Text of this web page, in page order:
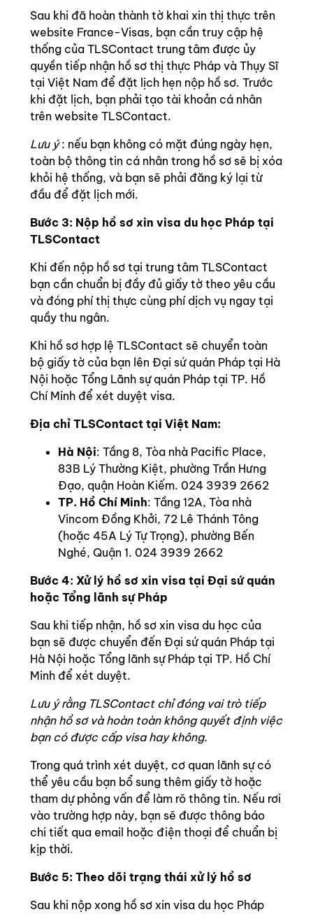
Sau khi đã hoàn thành tờ khai xin thị thực trên
website France-Visas, bạn cần truy cập hệ
thống của TLSContact trung tâm được ủy
quyền tiếp nhận hồ sơ thị thực Pháp và Thụy Sĩ
tại Việt Nam để đặt lịch hẹn nộp hồ sơ. Trước
khi đặt lịch, bạn phải tạo tài khoản cá nhân
trên website TLSContact.
Lưu ý: nếu bạn không có mặt đúng ngày hẹn,
toàn bộ thông tin cá nhân trong hồ sơ sẽ bị xóa
khỏi hệ thống, và bạn sẽ phải đăng ký lại từ
đầu để đặt lịch mới.
Bước 3: Nộp hồ sơ xin visa du học Pháp tại
TLSContact
Khi đến nộp hồ sơ tại trung tâm TLSContact
bạn cần chuẩn bị đầy đủ giấy tờ theo yêu cầu
và đóng phí thị thực cùng phí dịch vụ ngay tại
quầy thu ngân.
Khi hồ sơ hợp lệ TLSContact sẽ chuyển toàn
bộ giấy tờ của bạn lên Đại sứ quán Pháp tại Hà
Nội hoặc Tổng Lãnh sự quán Pháp tại TP. Hồ
Chí Minh để xét duyệt visa.
Địa chỉ TLSContact tại Việt Nam:
Hà Nội: Tầng 8, Tòa nhà Pacific Place,
83B Lý Thường Kiệt, phường Trần Hưng
Đạo, quận Hoàn Kiếm. 024 3939 2662
TP. Hồ Chí Minh: Tầng 12A, Tòa nhà
Vincom Đồng Khởi, 72 Lê Thánh Tông
(hoặc 45A Lý Tự Trọng), phường Bến
Nghé, Quận 1. 024 3939 2662
Bước 4: Xử lý hồ sơ xin visa tại Đại sứ quán
hoặc Tổng lãnh sự Pháp
Sau khi tiếp nhận, hồ sơ xin visa du học của
bạn sẽ được chuyển đến Đại sứ quán Pháp tại
Hà Nội hoặc Tổng lãnh sự Pháp tại TP. Hồ Chí
Minh để xét duyệt.
Lưu ý rằng TLSContact chỉ đóng vai trò tiếp
nhận hồ sơ và hoàn toàn không quyết định việc
bạn có được cấp visa hay không.
Trong quá trình xét duyệt, cơ quan lãnh sự có
thể yêu cầu bạn bổ sung thêm giấy tờ hoặc
tham dự phỏng vấn để làm rõ thông tin. Nếu rơi
vào trường hợp này, bạn sẽ được thông báo
chi tiết qua email hoặc điện thoại để chuẩn bị
kịp thời.
Bước 5: Theo dõi trạng thái xử lý hồ sơ
Sau khi nộp xong hồ sơ xin visa du học Pháp